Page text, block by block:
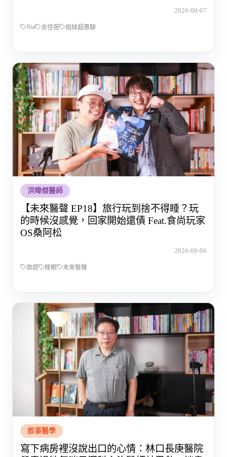
2026-08-07
Nia 余佳蓓 姐妹超惠聊
洪暐傑醫師
【未來醫聲 EP18】旅行玩到捨不得睡？玩
的時候沒感覺，回家開始還債 Feat.食尚玩家
OS桑阿松
2026-08-06
旅遊 睡眠 未來醫聲
敘事醫學
寫下病房裡沒說出口的心情：林口長庚醫院